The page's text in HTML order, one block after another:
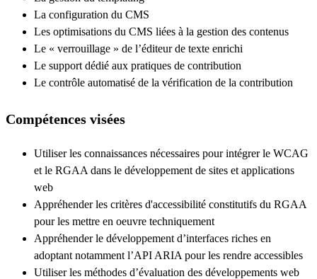
La configuration du CMS
Les optimisations du CMS liées à la gestion des contenus
Le « verrouillage » de l’éditeur de texte enrichi
Le support dédié aux pratiques de contribution
Le contrôle automatisé de la vérification de la contribution
Compétences visées
Utiliser les connaissances nécessaires pour intégrer le WCAG
et le RGAA dans le développement de sites et applications
web
Appréhender les critères d'accessibilité constitutifs du RGAA
pour les mettre en oeuvre techniquement
Appréhender le développement d’interfaces riches en
adoptant notamment l’API ARIA pour les rendre accessibles
Utiliser les méthodes d’évaluation des développements web